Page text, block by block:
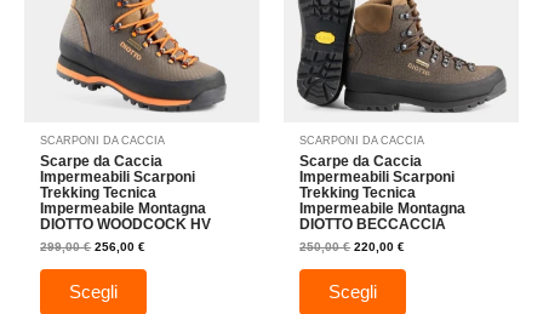
SCARPONI DA CACCIA
Scarpe da Caccia
Impermeabili Scarponi
Trekking Tecnica
Impermeabile Montagna
DIOTTO WOODCOCK HV
299,00€ 256,00€
Scegli
Le
opzioni
possono
essere
scelte
del
prodotto
SCARPONI DA CACCIA
Scarpe da Caccia
Impermeabili Scarponi
Trekking Tecnica
Impermeabile Montagna
DIOTTO BECCACCIA
250,00€ 220,00€
Scegli
Le
opzioni
possono
essere
scelte
del
prodotto